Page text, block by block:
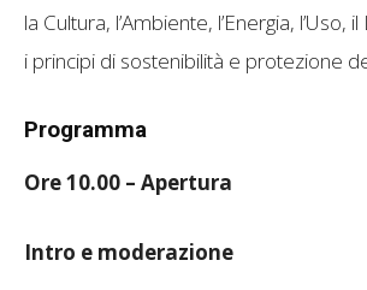
la Cultura, l’Ambiente, l’Energia, l’Uso,
i principi di sostenibilità e protezione
Programma
Ore 10.00 – Apertura
Intro e moderazione